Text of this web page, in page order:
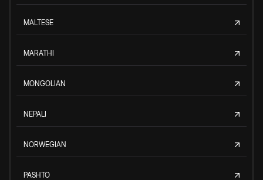
MALTESE
MARATHI
MONGOLIAN
NEPALI
NORWEGIAN
PASHTO